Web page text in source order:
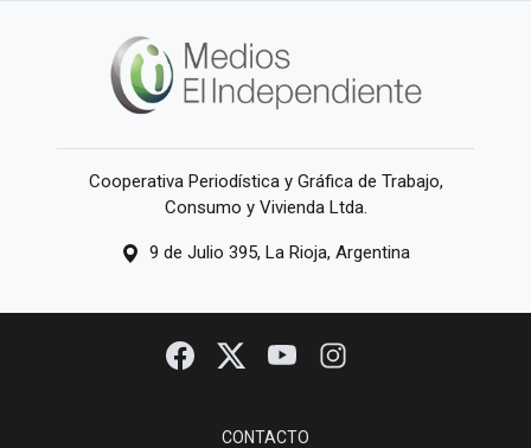
Cooperativa Periodística y Gráfica de Trabajo,
Consumo y Vivienda Ltda.
9 de Julio 395, La Rioja, Argentina
CONTACTO